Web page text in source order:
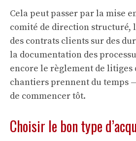
Cela peut passer par la mise
comité de direction structuré,
des contrats clients sur des
la documentation des
encore le règlement de litiges
chantiers prennent du temps
de commencer tôt.
Choisir le bon type